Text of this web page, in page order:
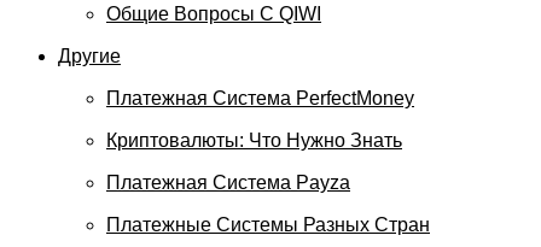
Общие Вопросы С QIWI
Другие
Платежная Система PerfectMoney
Криптовалюты: Что Нужно Знать
Платежная Система Payza
Платежные Системы Разных Стран